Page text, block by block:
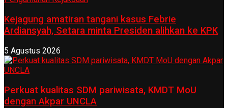
Kejagung amatiran tangani kasus Febrie
Ardiansyah, Setara minta Presiden alihkan ke KPK
5 Agustus 2026
Perkuat kualitas SDM pariwisata, KMDT MoU
dengan Akpar UNCLA